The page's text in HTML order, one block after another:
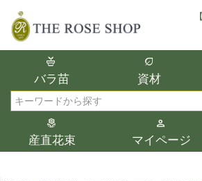
バラ苗 資材
産直花束 マイページ
在庫
在庫ありのみ表示
検索
複数の条件を選択して
選択した項目全てに該
結果に表示されます。
タイプ、カラー、ブラ
択してください。